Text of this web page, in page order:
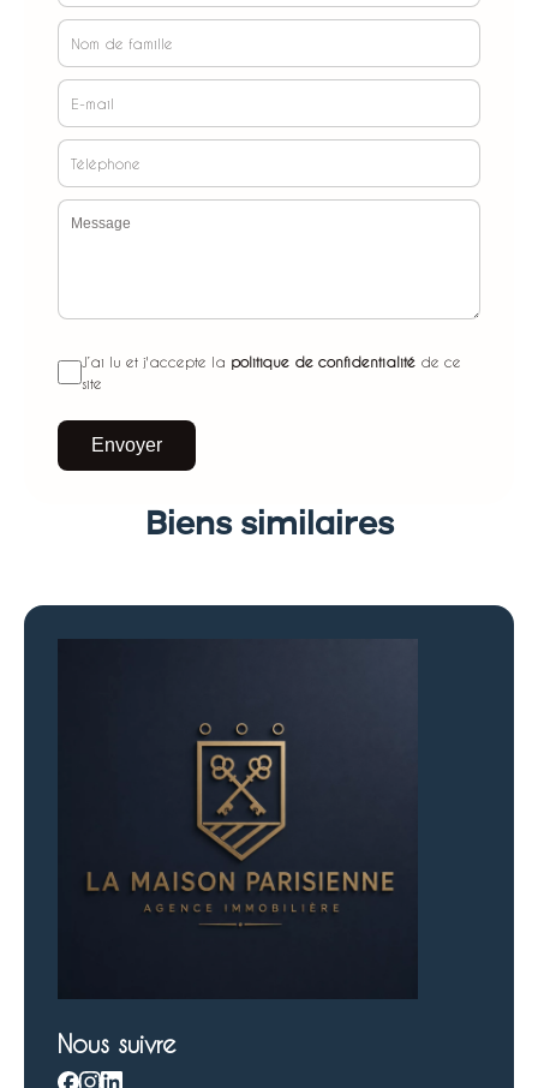
J’ai lu et j'accepte la politique de confidentialitéde ce
site
Envoyer
Biens similaires
Nous suivre